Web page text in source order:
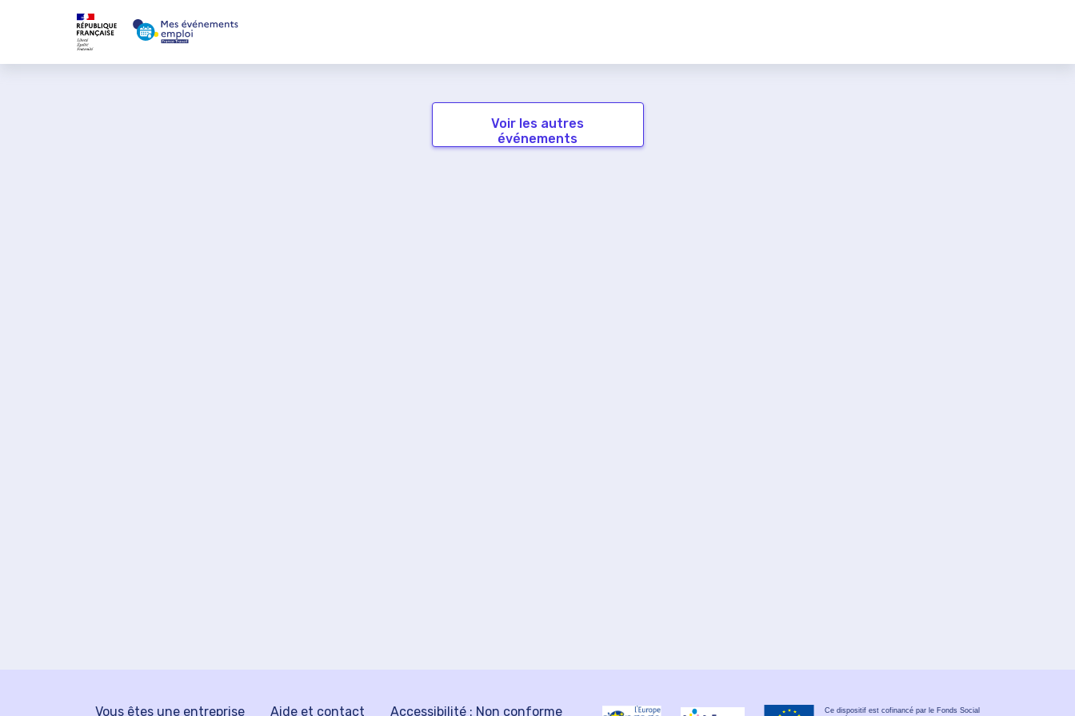
Voir les autres
événements
Vous êtes une entreprise Aide et contact Accessibilité : Non conforme
Ce dispositif est cofinancé par le Fonds Social